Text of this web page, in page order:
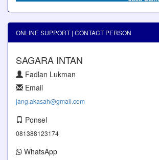
ONLINE SUPPORT | CONTACT PERSON
SAGARA INTAN
Fadlan Lukman
Email
jang.akasah@gmail.com
Ponsel
081388123174
WhatsApp